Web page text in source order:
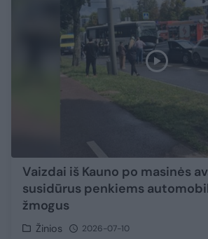
Vaizdai iš Kauno po masinės
susidūrus penkiems
žmogus
Žinios 2026-07-10